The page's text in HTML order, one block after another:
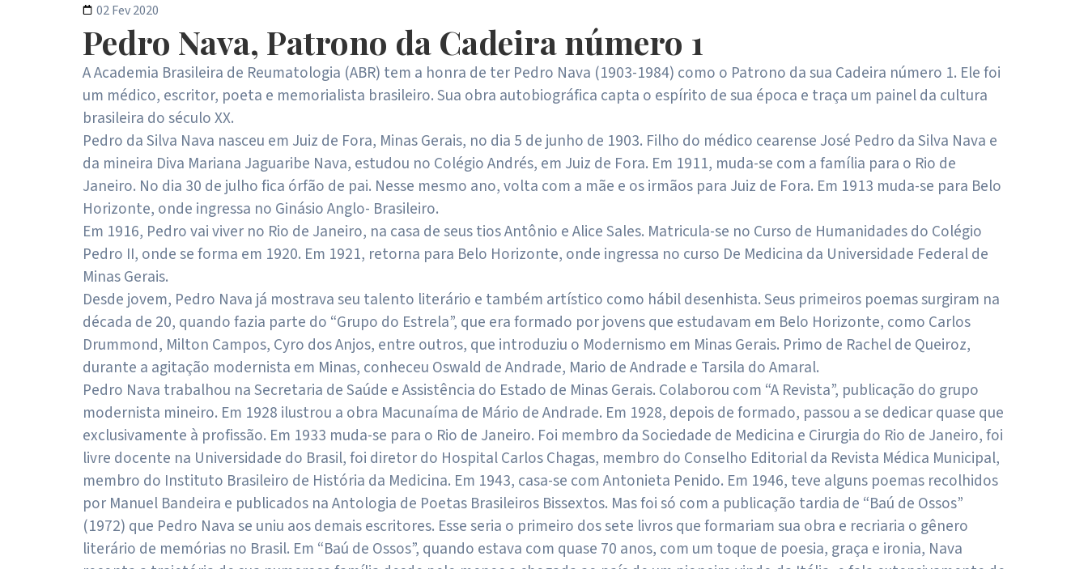
02 Fev 2020
Pedro Nava, Patrono da Cadeira número 1
A Academia Brasileira de Reumatologia (ABR) tem a honra de ter Pedro Nava (1903-1984) como o Patrono da sua Cadeira número 1. Ele foi
um médico, escritor, poeta e memorialista brasileiro. Sua obra autobiográfica capta o espírito de sua época e traça um painel da cultura
brasileira do século XX.
Pedro da Silva Nava nasceu em Juiz de Fora, Minas Gerais, no dia 5 de junho de 1903. Filho do médico cearense José Pedro da Silva Nava e
da mineira Diva Mariana Jaguaribe Nava, estudou no Colégio Andrés, em Juiz de Fora. Em 1911, muda-se com a família para o Rio de
Janeiro. No dia 30 de julho fica órfão de pai. Nesse mesmo ano, volta com a mãe e os irmãos para Juiz de Fora. Em 1913 muda-se para Belo
Horizonte, onde ingressa no Ginásio Anglo- Brasileiro.
Em 1916, Pedro vai viver no Rio de Janeiro, na casa de seus tios Antônio e Alice Sales. Matricula-se no Curso de Humanidades do Colégio
Pedro II, onde se forma em 1920. Em 1921, retorna para Belo Horizonte, onde ingressa no curso De Medicina da Universidade Federal de
Minas Gerais.
Desde jovem, Pedro Nava já mostrava seu talento literário e também artístico como hábil desenhista. Seus primeiros poemas surgiram na
década de 20, quando fazia parte do “Grupo do Estrela”, que era formado por jovens que estudavam em Belo Horizonte, como Carlos
Drummond, Milton Campos, Cyro dos Anjos, entre outros, que introduziu o Modernismo em Minas Gerais. Primo de Rachel de Queiroz,
durante a agitação modernista em Minas, conheceu Oswald de Andrade, Mario de Andrade e Tarsila do Amaral.
Pedro Nava trabalhou na Secretaria de Saúde e Assistência do Estado de Minas Gerais. Colaborou com “A Revista”, publicação do grupo
modernista mineiro. Em 1928 ilustrou a obra Macunaíma de Mário de Andrade. Em 1928, depois de formado, passou a se dedicar quase que
exclusivamente à profissão. Em 1933 muda-se para o Rio de Janeiro. Foi membro da Sociedade de Medicina e Cirurgia do Rio de Janeiro, foi
livre docente na Universidade do Brasil, foi diretor do Hospital Carlos Chagas, membro do Conselho Editorial da Revista Médica Municipal,
membro do Instituto Brasileiro de História da Medicina. Em 1943, casa-se com Antonieta Penido. Em 1946, teve alguns poemas recolhidos
por Manuel Bandeira e publicados na Antologia de Poetas Brasileiros Bissextos. Mas foi só com a publicação tardia de “Baú de Ossos”
(1972) que Pedro Nava se uniu aos demais escritores. Esse seria o primeiro dos sete livros que formariam sua obra e recriaria o gênero
literário de memórias no Brasil. Em “Baú de Ossos”, quando estava com quase 70 anos, com um toque de poesia, graça e ironia, Nava